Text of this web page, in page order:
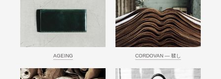
AGEING CORDOVAN ― 鞣し